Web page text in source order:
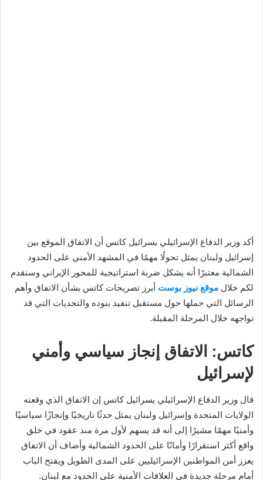
أكد وزير الدفاع الإسرائيلي يسرائيل كاتس أن الاتفاق الموقع بين
إسرائيل ولبنان يمثل تحولًا مهمًا في المشهد الأمني على الحدود
الشمالية معتبرًا أنه يشكل ضربة استراتيجية للمحور الإيراني وسنقدم
لكم خلال موقع نيوز بوست أبرز تصريحات كاتس بشأن الاتفاق وأهم
الرسائل التي حملها حول مستقبل تنفيذ بنوده والتحديات التي قد
تواجهه خلال المرحلة المقبلة.
كاتس: الاتفاق إنجاز سياسي وأمني
لإسرائيل
قال وزير الدفاع الإسرائيلي يسرائيل كاتس إن الاتفاق الذي وقعته
الولايات المتحدة وإسرائيل ولبنان يمثل حدثًا تاريخيًا وإنجازًا سياسيًا
وأمنيًا مهمًا مشيرًا إلى أنه قد يسهم لأول مرة منذ عقود في خلق
واقع أكثر استقرارًا وأمانًا على الحدود الشمالية وأضاف أن الاتفاق
يعزز أمن المواطنين الإسرائيليين على المدى الطويل ويفتح الباب
أمام مرحلة جديدة في العلاقات الأمنية على الحدود مع لبنان.